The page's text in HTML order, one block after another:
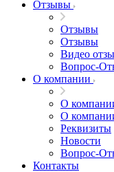
Отзывы
Отзывы
Отзывы
Видео
Вопрос-
О компании
О
О
Реквизиты
Новости
Вопрос-
Контакты